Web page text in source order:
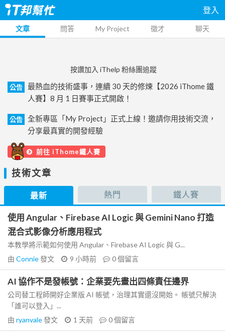
登入
文章 問答 My Project 徵才 聊天
按讚加入 iThelp 粉絲團追蹤
公告
最熱血的技術盛事，連續 30 天的修煉【2026 iThome 鐵
人賽】8 月 1 日賽事正式開啟！
公告
全新專區「My Project」正式上線！邀請你用技術交流，
分享最真實的開發經驗
前往 iThome鐵人賽
技術文章
最新 熱門 鐵人賽
使用 Angular、Firebase AI Logic 與 Gemini Nano 打造
混合式影像分析應用程式
本教學將示範如何使用 Angular、Firebase AI Logic 與 G...
由 Connie發文 9 小時前 0個留言
AI 協作不是發帳號：企業要先畫出四條責任邊界
公司替工程師開好企業版 AI 帳號，治理其實還沒開始。 帳號只解決
「誰可以登入」...
由 ryanvale發文 1 天前 0個留言